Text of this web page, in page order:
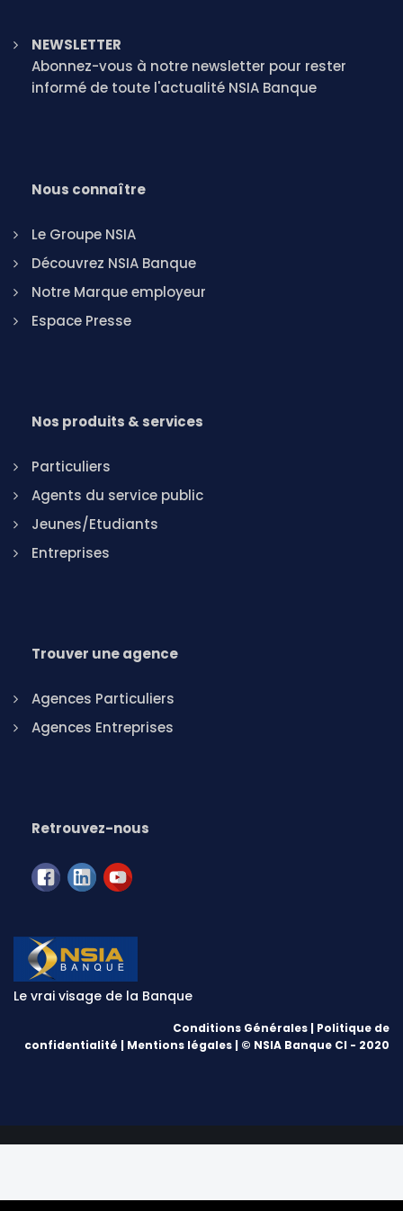
NEWSLETTER
Abonnez-vous à notre newsletter pour rester
informé de toute l'actualité NSIA Banque
Nous connaître
Le Groupe NSIA
Découvrez NSIA Banque
Notre Marque employeur
Espace Presse
Nos produits & services
Particuliers
Agents du service public
Jeunes/Etudiants
Entreprises
Trouver une agence
Agences Particuliers
Agences Entreprises
Retrouvez-nous
Le vrai visage de la Banque
Conditions Générales | Politique de
confidentialité | Mentions légales | © NSIA Banque CI - 2020